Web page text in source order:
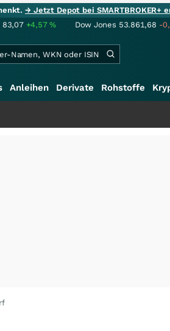
→ Jetzt Depot bei SMARTBROKER+
83,07 +4,57% Dow Jones 53.861,68 -
Anleihen Derivate Rohstoffe